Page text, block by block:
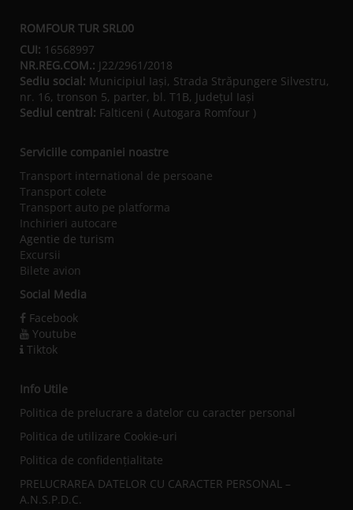
ROMFOUR TUR SRL00
CUI: 16568997
NR.REG.COM.: J22/2961/2018
Sediu social: Municipiul Iaşi, Strada Străpungere Silvestru,
nr. 16, tronson 5, parter, bl. T1B, Județul Iaşi
Sediul central: Falticeni ( Autogara Romfour )
Serviciile companiei noastre
Transport international de persoane
Transport colete
Transport auto pe platforma
Inchirieri autocare
Agentie de turism
Excursii
Bilete avion
Social Media
Facebook
Youtube
Tiktok
Info Utile
Politica de prelucrare a datelor cu caracter personal
Politica de utilizare Cookie-uri
Politica de confidențialitate
PRELUCRAREA DATELOR CU CARACTER PERSONAL –
A.N.S.P.D.C.